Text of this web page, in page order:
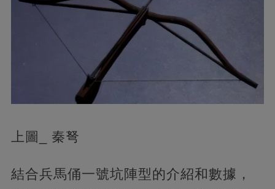
上圖_ 秦弩
結合兵馬俑一號坑陣型的介紹和數據，